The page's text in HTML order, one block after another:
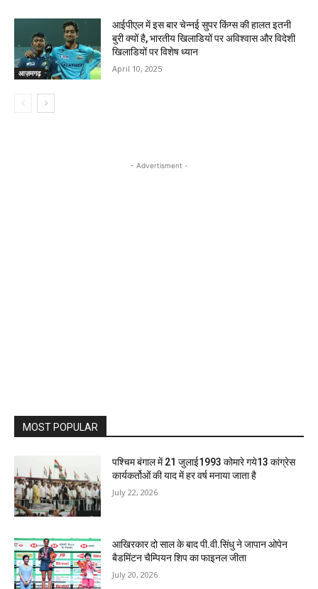
आज़मगढ़
आईपीएल में इस बार चेन्नई सुपर किंग्स की हालत इतनी
बुरी क्यों है, भारतीय खिलाडियों पर अविश्वास और विदेशी
खिलाडियों पर विशेष ध्यान
April 10, 2025
- Advertisment -
MOST POPULAR
पश्चिम बंगाल में 21 जुलाई1993 कोमारे गये13 कांग्रेस
कार्यकर्तोओं की याद में हर वर्ष मनाया जाता है
July 22, 2026
आखिरकार दो साल के बाद पी.वी.सिंधु ने जापान ओपेन
बैडमिंटन चैम्पियन शिप का फाइनल जीता
July 20, 2026